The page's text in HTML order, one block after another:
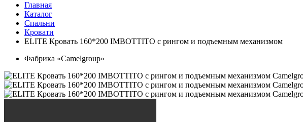
Главная
Каталог
Спальни
Кровати
ELITE Кровать 160*200 IMBOTTITO с рингом и подъемным механизмом
Фабрика «Camelgroup»